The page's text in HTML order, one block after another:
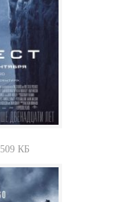
509 КБ